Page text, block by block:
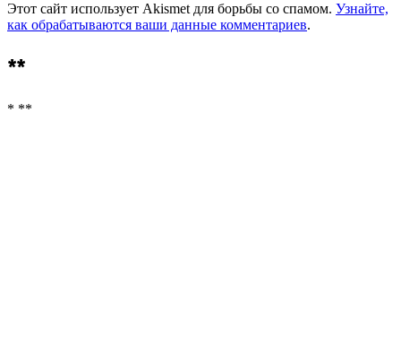
Этот сайт использует Akismet для борьбы со спамом. Узнайте,
как обрабатываются ваши данные комментариев.
**
* **